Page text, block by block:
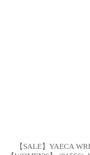
【SALE】YAECA